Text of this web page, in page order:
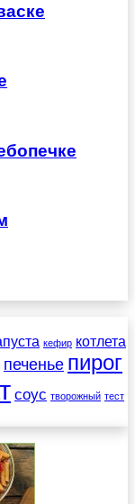
кефир котлета
печенье пирог
соус творожный тест